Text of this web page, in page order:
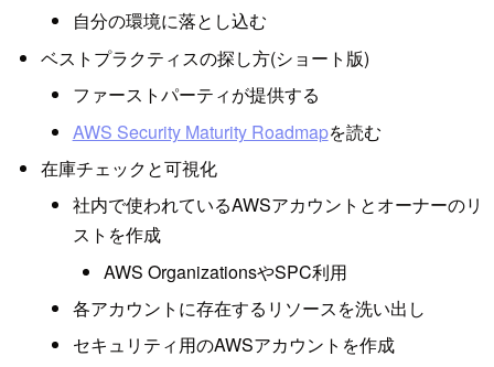
自分の環境に落とし込む
ベストプラクティスの探し方(ショート版)
ファーストパーティが提供する
AWS Security Maturity Roadmapを読む
在庫チェックと可視化
社内で使われているAWSアカウントとオーナーのリ
ストを作成
AWS OrganizationsやSPC利用
各アカウントに存在するリソースを洗い出し
セキュリティ用のAWSアカウントを作成